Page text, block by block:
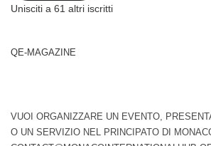
Unisciti a 61 altri iscritti
QE-MAGAZINE
VUOI ORGANIZZARE UN EVENTO,
O UN SERVIZIO NEL PRINCIPATO DI